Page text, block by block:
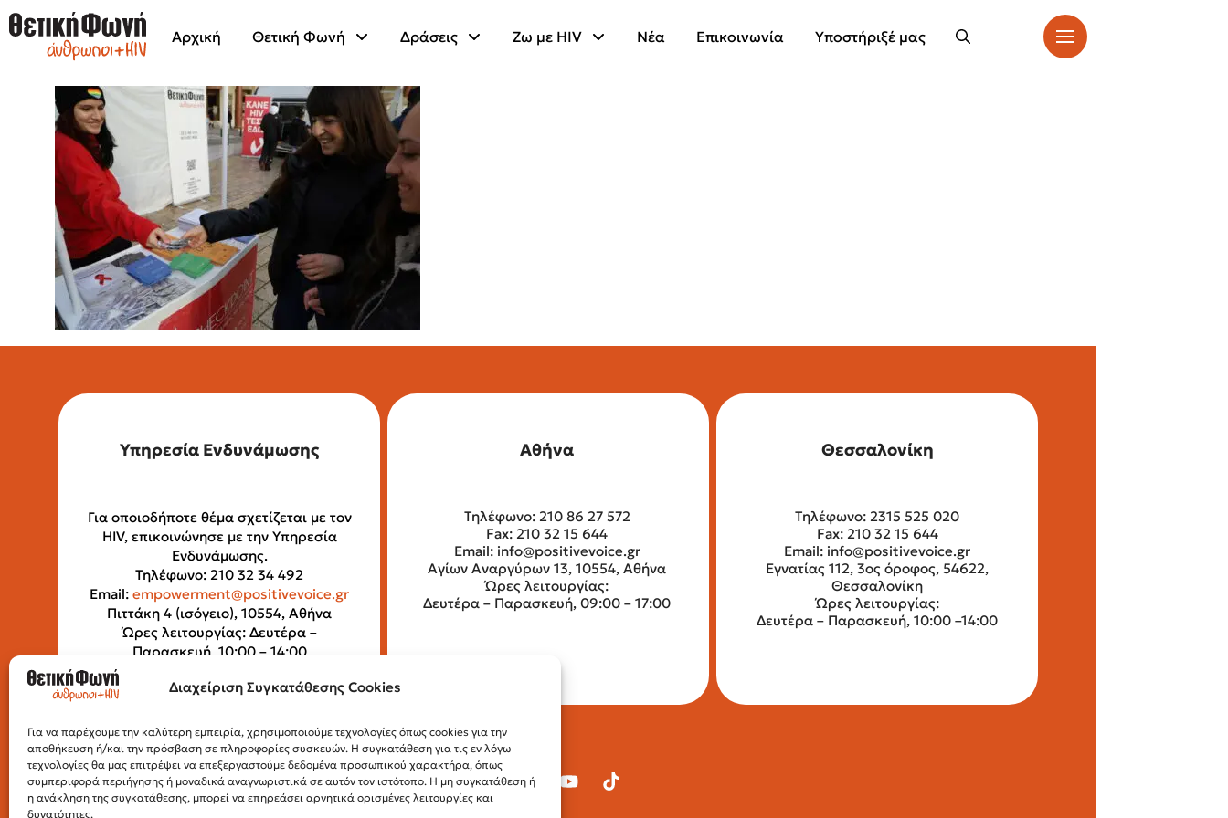
Διαχείριση Συγκατάθεσης Cookies
Για να παρέχουμε την καλύτερη εμπειρία, χρησιμοποιούμε τεχνολογίες όπως cookies για την
αποθήκευση ή/και την πρόσβαση σε πληροφορίες συσκευών. Η συγκατάθεση για τις εν λόγω
τεχνολογίες θα μας επιτρέψει να επεξεργαστούμε δεδομένα προσωπικού χαρακτήρα, όπως
συμπεριφορά περιήγησης ή μοναδικά αναγνωριστικά σε αυτόν τον ιστότοπο. Η μη συγκατάθεση ή
η ανάκληση της συγκατάθεσης, μπορεί να επηρεάσει αρνητικά ορισμένες λειτουργίες και
δυνατότητες.
Αρχική Θετική Φωνή Δράσεις Ζω με HIV Νέα Επικοινωνία Υποστήριξέ μας
Υπηρεσία Ενδυνάμωσης
Για οποιοδήποτε θέμα σχετίζεται με τον
HIV, επικοινώνησε με την Υπηρεσία
Ενδυνάμωσης.
Τηλέφωνο: 210 32 34 492
Email: empowerment@positivevoice.gr
Πιττάκη 4 (ισόγειο), 10554, Αθήνα
Ώρες λειτουργίας: Δευτέρα –
Παρασκευή, 10:00 – 14:00
Αθήνα
Τηλέφωνο: 210 86 27 572
Fax: 210 32 15 644
Email: info@positivevoice.gr
Αγίων Αναργύρων 13, 10554, Αθήνα
Ώρες λειτουργίας:
Δευτέρα – Παρασκευή, 09:00 – 17:00
Θεσσαλονίκη
Τηλέφωνο: 2315 525 020
Fax: 210 32 15 644
Email: info@positivevoice.gr
Εγνατίας 112, 3ος όροφος, 54622,
Θεσσαλονίκη
Ώρες λειτουργίας:
Δευτέρα – Παρασκευή, 10:00 –14:00